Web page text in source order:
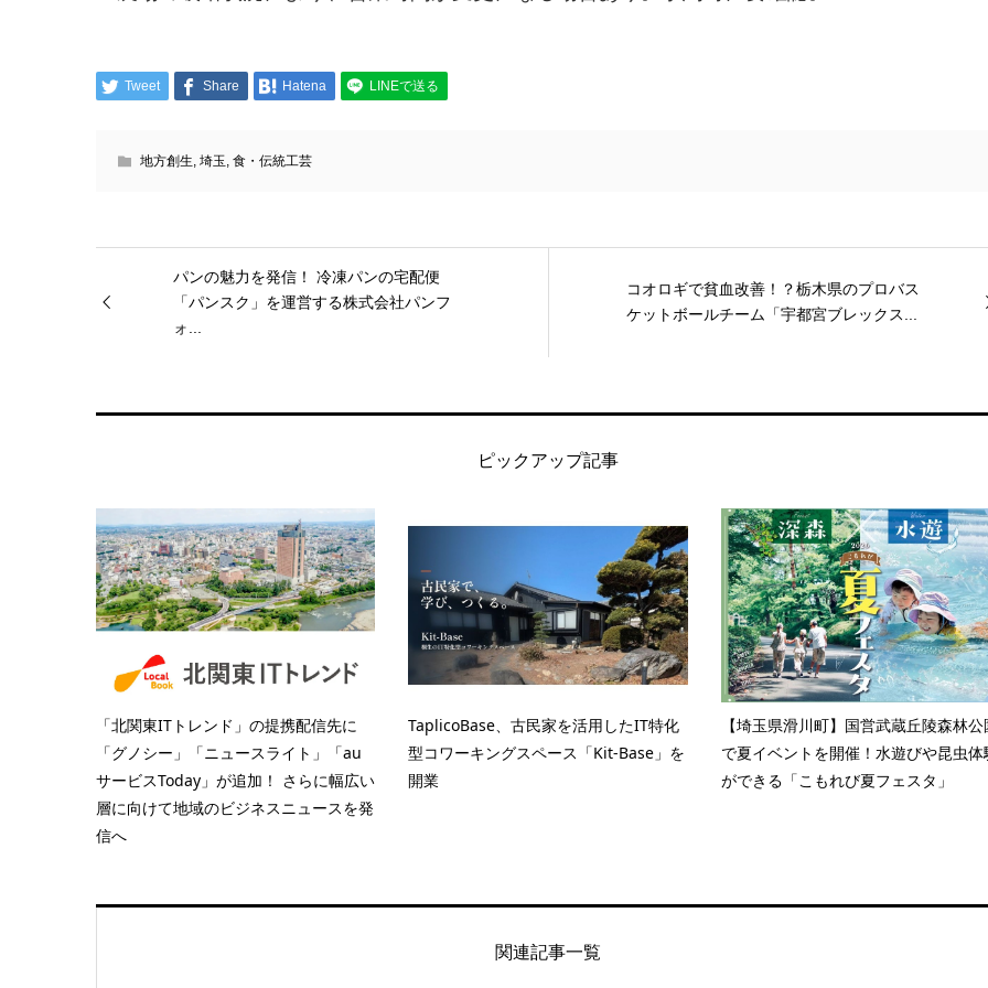
Tweet Share Hatena LINEで送る
地方創生 埼玉 食・伝統工芸
パンの魅力を発信！ 冷凍パンの宅配便
「パンスク」を運営する株式会社パンフ
ォ...
コオロギで貧血改善！？栃木県のプロバス
ケットボールチーム「宇都宮ブレックス...
ピックアップ記事
「北関東ITトレンド」の提携配信先に
「グノシー」「ニュースライト」「au
サービスToday」が追加！ さらに幅広い
層に向けて地域のビジネスニュースを発
信へ
TaplicoBase、古民家を活用したIT特化
型コワーキングスペース「Kit-Base」を
開業
【埼玉県滑川町】国営武蔵丘陵森林公
で夏イベントを開催！水遊びや昆虫体
ができる「こもれび夏フェスタ」
関連記事一覧